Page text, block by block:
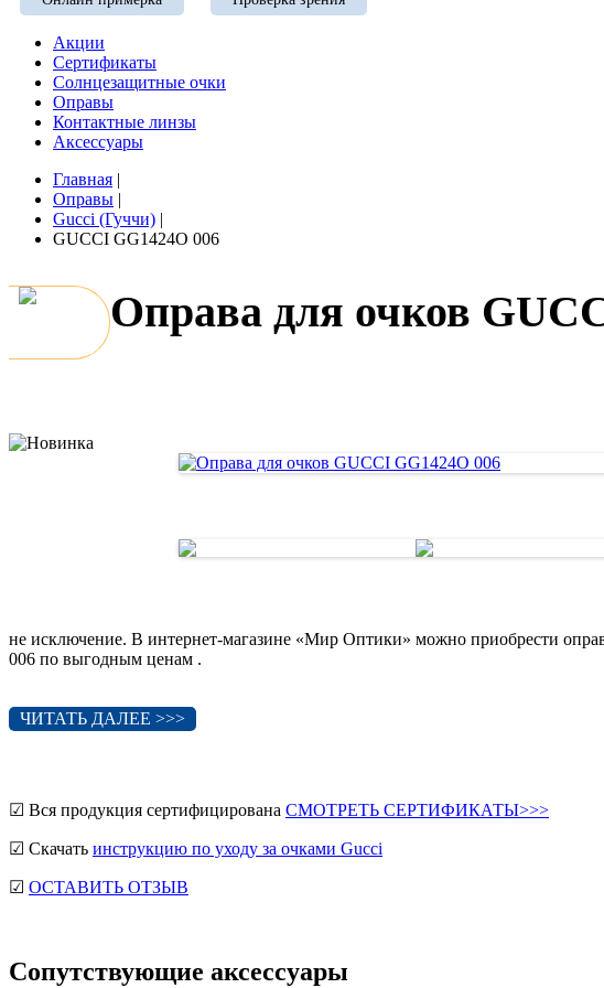
Акции
Сертификаты
Солнцезащитные очки
Оправы
Контактные линзы
Аксессуары
Главная |
Оправы |
Gucci (Гуччи) |
GUCCI GG1424O 006
Оправа для очков
не исключение. В интернет-магазине «Мир Оптики» можно приобрести
006 по выгодным ценам .
ЧИТАТЬ ДАЛЕЕ >>>
☑ Вся продукция сертифицирована СМОТРЕТЬ СЕРТИФИКАТЫ>>>
☑ Скачать инструкцию по уходу за очками Gucci
☑ ОСТАВИТЬ ОТЗЫВ
Сопутствующие аксессуары